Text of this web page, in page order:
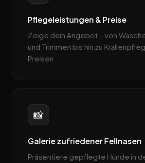
Pflegeleistungen & Preise
Zeige dein Angebot – von
und Trimmen bis hin zu
Preisen.
📸
Galerie zufriedener Fellnasen
Präsentiere gepflegte Hunde in